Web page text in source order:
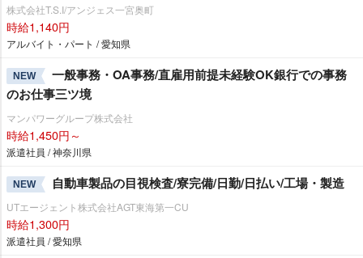
株式会社T.S.I/アンジェス一宮奥町
時給1,140円
アルバイト・パート / 愛知県
NEW
一般事務・OA事務/直雇用前提未経験OK銀行での事務
のお仕事三ツ境
マンパワーグループ株式会社
時給1,450円～
派遣社員 / 神奈川県
NEW 自動車製品の目視検査/寮完備/日勤/日払い/工場・製造
UTエージェント株式会社AGT東海第一CU
時給1,300円
派遣社員 / 愛知県